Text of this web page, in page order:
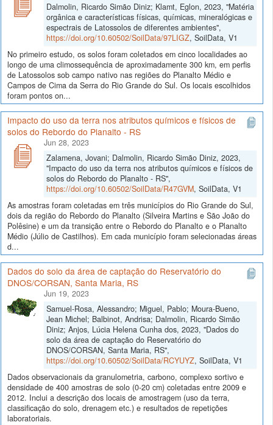
Dalmolin, Ricardo Simão Diniz; Klamt, Eglon, 2023, "Matéria
orgânica e características físicas, químicas, mineralógicas e
espectrais de Latossolos de diferentes ambientes",
https://doi.org/10.60502/SoilData/97LIGZ, SoilData, V1
No primeiro estudo, os solos foram coletados em cinco localidades ao
longo de uma climossequência de aproximadamente 300 km, em perfis
de Latossolos sob campo nativo nas regiões do Planalto Médio e
Campos de Cima da Serra do Rio Grande do Sul. Os locais escolhidos
foram pontos on...
Impacto do uso da terra nos atributos químicos e físicos de
solos do Rebordo do Planalto - RS
Jun 28, 2023
Zalamena, Jovani; Dalmolin, Ricardo Simão Diniz, 2023,
"Impacto do uso da terra nos atributos químicos e físicos de
solos do Rebordo do Planalto - RS",
https://doi.org/10.60502/SoilData/R47GVM, SoilData, V1
As amostras foram coletadas em três municípios do Rio Grande do Sul,
dois da região do Rebordo do Planalto (Silveira Martins e São João do
Polêsine) e um da transição entre o Rebordo do Planalto e o Planalto
Médio (Júlio de Castilhos). Em cada município foram selecionadas áreas
d...
Dados do solo da área de captação do Reservatório do
DNOS/CORSAN, Santa Maria, RS
Jun 19, 2023
Samuel-Rosa, Alessandro; Miguel, Pablo; Moura-Bueno,
Jean Michel; Balbinot, Andrisa; Dalmolin, Ricardo Simão
Diniz; Anjos, Lúcia Helena Cunha dos, 2023, "Dados do
solo da área de captação do Reservatório do
DNOS/CORSAN, Santa Maria, RS",
https://doi.org/10.60502/SoilData/RCYUYZ, SoilData, V1
Dados observacionais da granulometria, carbono, complexo sortivo e
densidade de 400 amostras de solo (0-20 cm) coletadas entre 2009 e
2012. Inclui a descrição dos locais de amostragem (uso da terra,
classificação do solo, drenagem etc.) e resultados de repetições
laboratoriais.